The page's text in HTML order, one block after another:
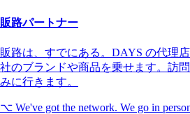
販路パートナー
販路は、すでにある。DAYS の代理
社のブランドや商品を乗せます。訪
みに行きます。
⌥ We've got the network. We go in